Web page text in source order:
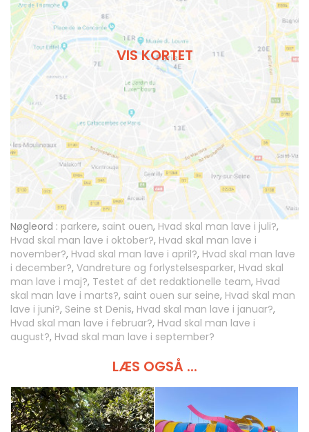
VIS KORTET
Nøgleord : parkere, saint ouen, Hvad skal man lave i juli?,
Hvad skal man lave i oktober?, Hvad skal man lave i
november?, Hvad skal man lave i april?, Hvad skal man lave
i december?, Vandreture og forlystelsesparker, Hvad skal
man lave i maj?, Testet af det redaktionelle team, Hvad
skal man lave i marts?, saint ouen sur seine, Hvad skal man
lave i juni?, Seine st Denis, Hvad skal man lave i januar?,
Hvad skal man lave i februar?, Hvad skal man lave i
august?, Hvad skal man lave i september?
LÆS OGSÅ ...